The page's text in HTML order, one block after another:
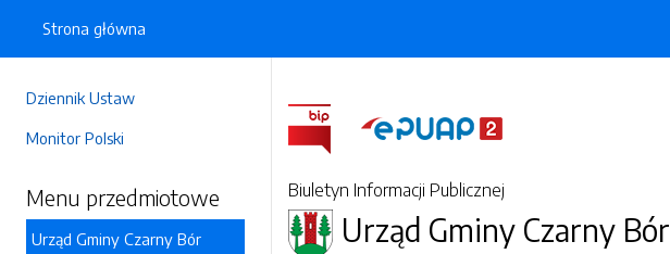
Dziennik Ustaw
Monitor Polski
Menu przedmiotowe
Urząd Gminy Czarny Bór
Strona główna
Biuletyn Informacji Publicznej
Urząd Gminy Czarny Bór